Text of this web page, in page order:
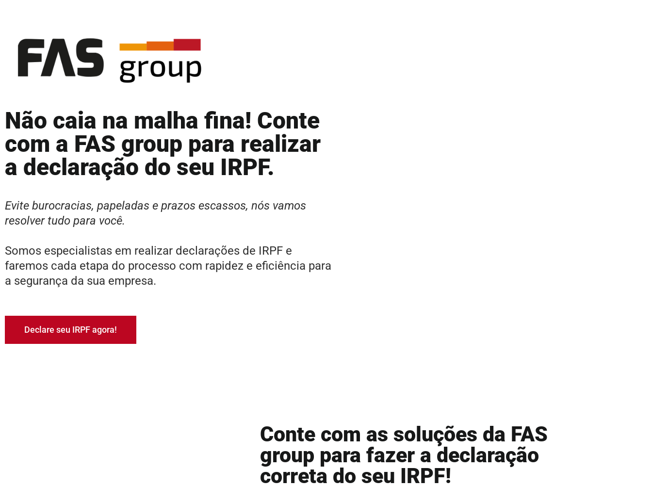
Não caia na malha fina! Conte
com a FAS group para realizar
a declaração do seu IRPF.
Evite burocracias, papeladas e prazos escassos, nós vamos
resolver tudo para você.
Somos especialistas em realizar declarações de IRPF e
faremos cada etapa do processo com rapidez e eficiência para
a segurança da sua empresa.
Declare seu IRPF agora!
Conte com as soluções da FAS
group para fazer a declaração
correta do seu IRPF!